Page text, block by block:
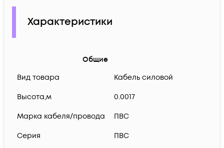
Характеристики
Общие
Вид товара
Кабель силовой
Высота,м 0.0017
Марка кабеля/провода ПВС
Серия ПВС